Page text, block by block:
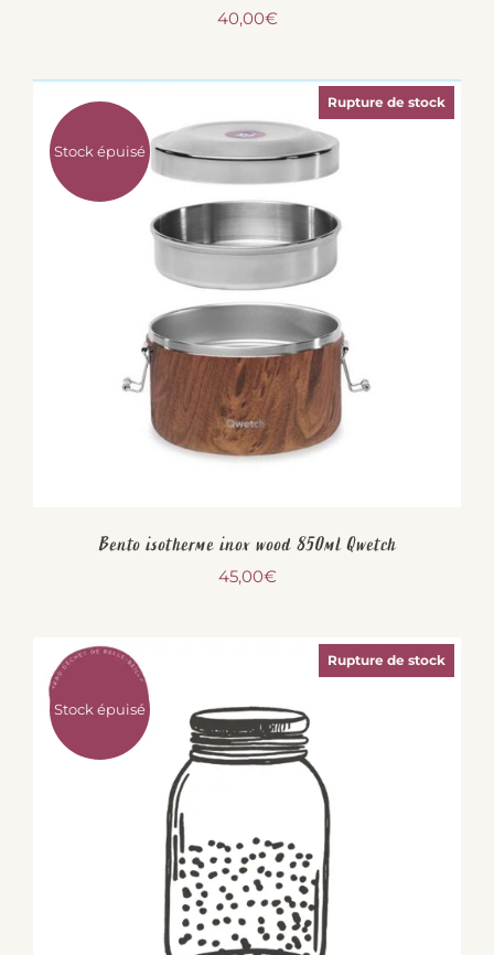
40,00€
Stock épuisé
Rupture de stock
Bento isotherme inox wood 850ml Qwetch
45,00€
Stock épuisé
Rupture de stock